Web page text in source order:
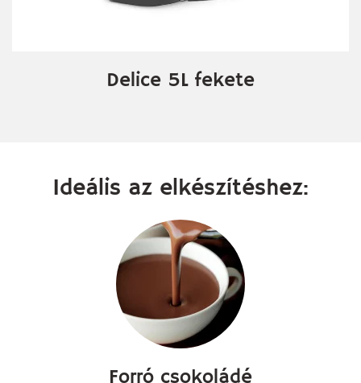
Delice 5L fekete
Ideális az elkészítéshez:
Forró csokoládé